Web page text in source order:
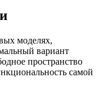
моделях,
вариант
пространство
самой